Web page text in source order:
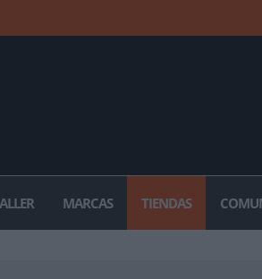
MARCAS TIENDAS